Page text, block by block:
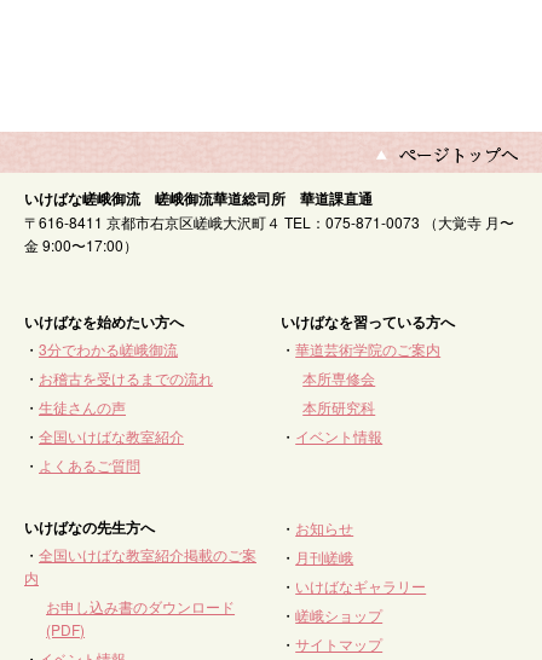
いけばな嵯峨御流 嵯峨御流華道総司所 華道課直通
〒616-8411 京都市右京区嵯峨大沢町４ TEL：075-871-0073 （大覚寺 月〜
金 9:00〜17:00）
いけばなを始めたい方へ
・ 3分でわかる嵯峨御流
・ お稽古を受けるまでの流れ
・ 生徒さんの声
・ 全国いけばな教室紹介
・ よくあるご質問
いけばなを習っている方へ
・華道芸術学院のご案内
本所専修会
本所研究科
・ イベント情報
いけばなの先生方へ
・ 全国いけばな教室紹介掲載のご案
内
お申し込み書のダウンロード
(PDF)
・ お知らせ
・ 月刊嵯峨
・ いけばなギャラリー
・嵯峨ショップ
・サイトマップ